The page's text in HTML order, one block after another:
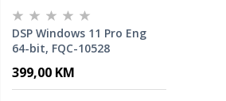
DSP Windows 11 Pro Eng
64-bit, FQC-10528
399,00 KM